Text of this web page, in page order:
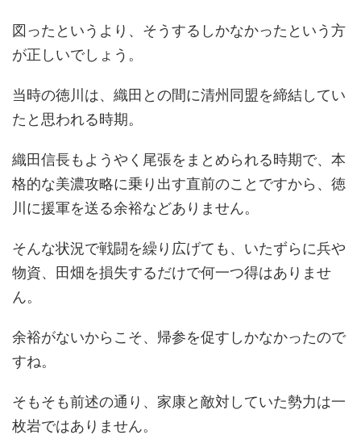
図ったというより、そうするしかなかったという方
が正しいでしょう。
当時の徳川は、織田との間に清州同盟を締結してい
たと思われる時期。
織田信長もようやく尾張をまとめられる時期で、本
格的な美濃攻略に乗り出す直前のことですから、徳
川に援軍を送る余裕などありません。
そんな状況で戦闘を繰り広げても、いたずらに兵や
物資、田畑を損失するだけで何一つ得はありませ
ん。
余裕がないからこそ、帰参を促すしかなかったので
すね。
そもそも前述の通り、家康と敵対していた勢力は一
枚岩ではありません。